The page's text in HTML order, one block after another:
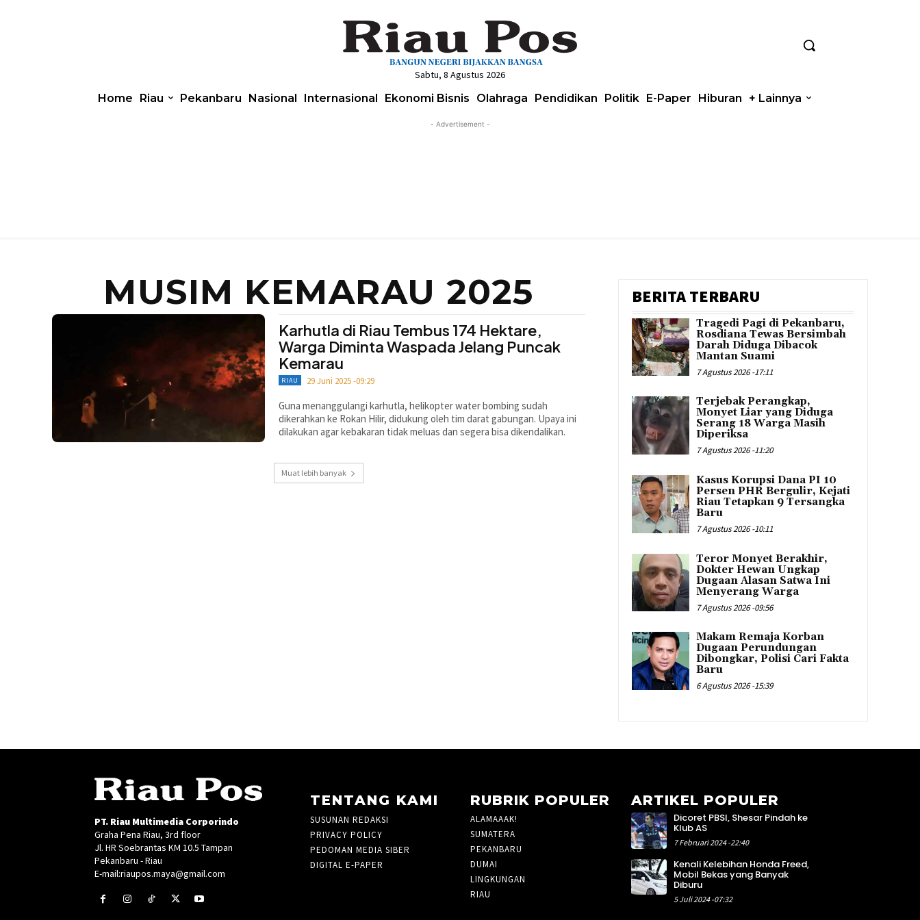
Sabtu, 8 Agustus 2026
Home Riau Pekanbaru Nasional Internasional Ekonomi Bisnis Olahraga Pendidikan Politik E-Paper Hiburan + Lainnya
- Advertisement -
MUSIM KEMARAU 2025
Karhutla di Riau Tembus 174 Hektare,
Warga Diminta Waspada Jelang Puncak
Kemarau
RIAU 29 Juni 2025 -09:29
Guna menanggulangi karhutla, helikopter water bombing sudah
dikerahkan ke Rokan Hilir, didukung oleh tim darat gabungan. Upaya ini
dilakukan agar kebakaran tidak meluas dan segera bisa dikendalikan.
Muat lebih banyak
BERITA TERBARU
Tragedi Pagi di Pekanbaru,
Rosdiana Tewas Bersimbah
Darah Diduga Dibacok
Mantan Suami
7 Agustus 2026 -17:11
Terjebak Perangkap,
Monyet Liar yang Diduga
Serang 18 Warga Masih
Diperiksa
7 Agustus 2026 -11:20
Kasus Korupsi Dana PI 10
Persen PHR Bergulir, Kejati
Riau Tetapkan 9 Tersangka
Baru
7 Agustus 2026 -10:11
Teror Monyet Berakhir,
Dokter Hewan Ungkap
Dugaan Alasan Satwa Ini
Menyerang Warga
7 Agustus 2026 -09:56
Makam Remaja Korban
Dugaan Perundungan
Dibongkar, Polisi Cari Fakta
Baru
6 Agustus 2026 -15:39
PT. Riau Multimedia Corporindo
Graha Pena Riau, 3rd floor
Jl. HR Soebrantas KM 10.5 Tampan
Pekanbaru - Riau
E-mail:riaupos.maya@gmail.com
TENTANG KAMI
SUSUNAN REDAKSI
PRIVACY POLICY
PEDOMAN MEDIA SIBER
DIGITAL E-PAPER
RUBRIK POPULER
ALAMAAAK!
SUMATERA
PEKANBARU
DUMAI
LINGKUNGAN
RIAU
ARTIKEL POPULER
Dicoret PBSI, Shesar Pindah ke
Klub AS
7 Februari 2024 -22:40
Kenali Kelebihan Honda Freed,
Mobil Bekas yang Banyak
Diburu
5 Juli 2024 -07:32